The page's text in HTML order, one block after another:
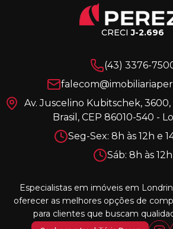
CRECIJ-2.696
(43) 3376-
Av. Juscelino Kubitschek,
Brasil, CEP 86010-540 -
Seg-Sex: 8h às 12h e
Sáb: 8h às 12h
Especialistas em imóveis em
oferecer as melhores opções de
para clientes que buscam